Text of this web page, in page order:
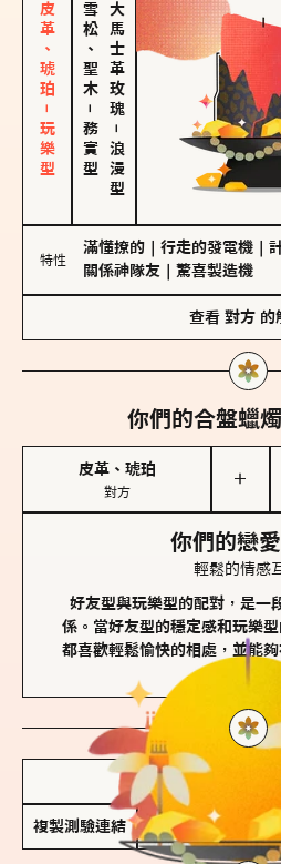
皮革、琥珀－玩樂型 雪松、聖木
－
務實型
大馬士革玫瑰
－
浪漫型
特性
滿懂撩的 行走的發電機
關係神隊友
驚喜製造機
查看 對方 的
你們的合盤蠟
皮革、琥珀
對方
＋
你們的戀
輕鬆的情感
好友型與玩樂型的配對，是一
係。當好友型的穩定感和玩樂
都喜歡輕鬆愉快的相處，並能
儲存我的結
複製測驗連結 查看香